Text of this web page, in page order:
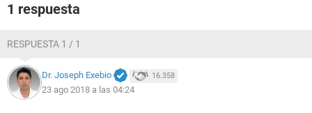
1 respuesta
RESPUESTA 1 / 1
Dr. Joseph Exebio 16.358
23 ago 2018 a las 04:24